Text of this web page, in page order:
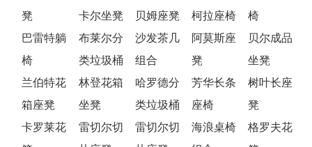
凳
卡尔坐凳 贝姆座凳 柯拉座椅
椅
巴雷特躺
椅
布莱尔分
类垃圾桶
沙发茶几
组合
阿莫斯座
凳
贝尔成品
坐凳
兰伯特花
箱座凳
林登花箱
坐凳
哈罗德分
类垃圾桶
芳华长条
座椅
树叶长座
凳
卡罗莱花
雷切尔切
雷切尔切
海浪桌椅
格罗夫花